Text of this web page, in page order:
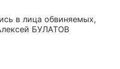
в лица обвиняемых,
БУЛАТОВ